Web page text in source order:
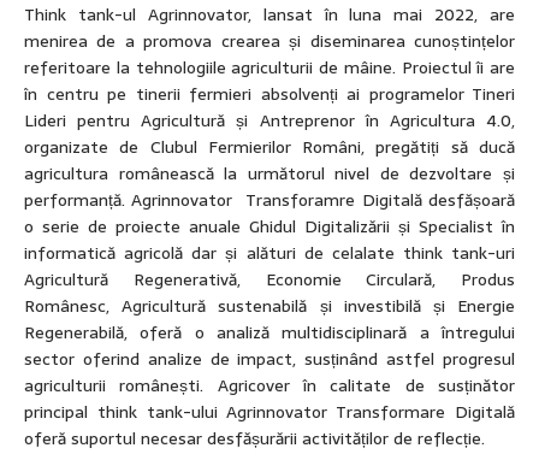
Think tank-ul Agrinnovator, lansat în luna mai 2022, are
menirea de a promova crearea și diseminarea cunoștințelor
referitoare la tehnologiile agriculturii de mâine. Proiectul îi are
în centru pe tinerii fermieri absolvenți ai programelor Tineri
Lideri pentru Agricultură și Antreprenor în Agricultura 4.0,
organizate de Clubul Fermierilor Români, pregătiți să ducă
agricultura românească la următorul nivel de dezvoltare și
performanță. Agrinnovator Transforamre Digitală desfășoară
o serie de proiecte anuale Ghidul Digitalizării și Specialist în
informatică agricolă dar și alături de celalate think tank-uri
Agricultură Regenerativă, Economie Circulară, Produs
Românesc, Agricultură sustenabilă și investibilă și Energie
Regenerabilă, oferă o analiză multidisciplinară a întregului
sector oferind analize de impact, susținând astfel progresul
agriculturii românești. Agricover în calitate de susținător
principal think tank-ului Agrinnovator Transformare Digitală
oferă suportul necesar desfășurării activităților de reflecție.